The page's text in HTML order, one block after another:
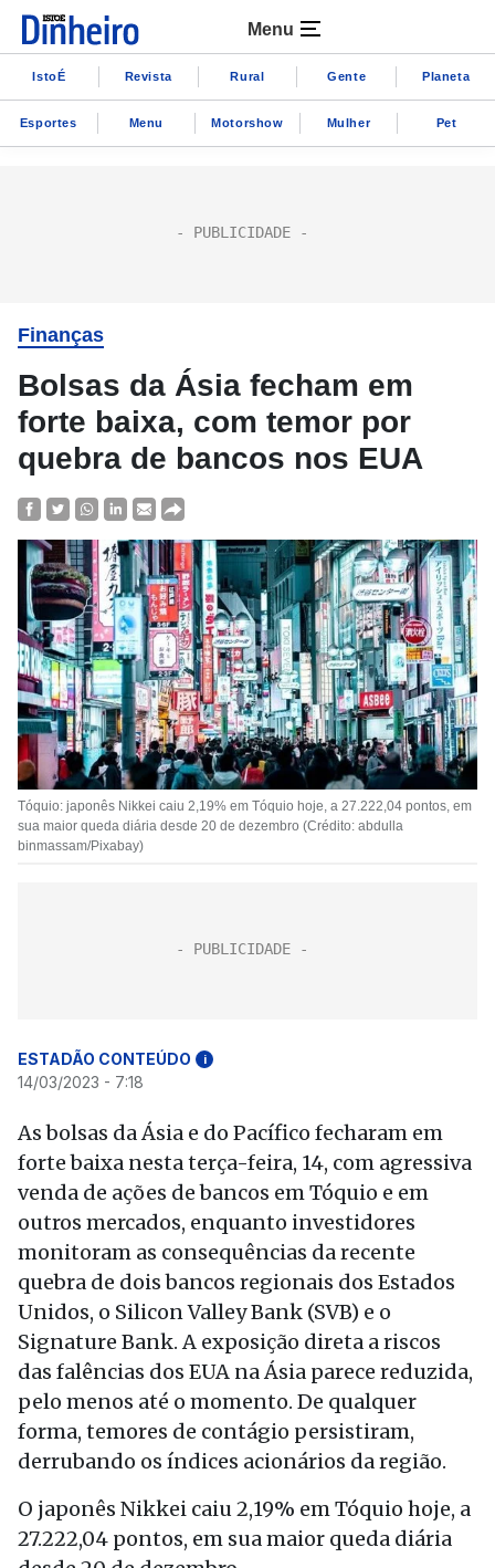
Menu
IstoÉ Revista Rural Gente Planeta
Esportes Menu Motorshow Mulher Pet
Finanças
Bolsas da Ásia fecham em
forte baixa, com temor por
quebra de bancos nos EUA
Tóquio: japonês Nikkei caiu 2,19% em Tóquio hoje, a 27.222,04 pontos, em
sua maior queda diária desde 20 de dezembro (Crédito: abdulla
binmassam/Pixabay)
ESTADÃO CONTEÚDO i
14/03/2023 - 7:18
As bolsas da Ásia e do Pacífico fecharam em
forte baixa nesta terça-feira, 14, com agressiva
venda de ações de bancos em Tóquio e em
outros mercados, enquanto investidores
monitoram as consequências da recente
quebra de dois bancos regionais dos Estados
Unidos, o Silicon Valley Bank (SVB) e o
Signature Bank. A exposição direta a riscos
das falências dos EUA na Ásia parece reduzida,
pelo menos até o momento. De qualquer
forma, temores de contágio persistiram,
derrubando os índices acionários da região.
O japonês Nikkei caiu 2,19% em Tóquio hoje, a
27.222,04 pontos, em sua maior queda diária